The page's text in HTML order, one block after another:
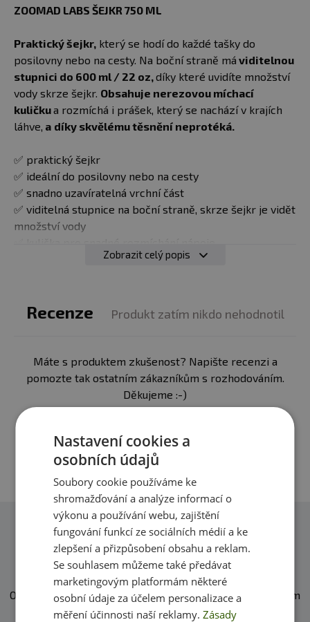
ZOOMAD LABS ŠEJKR 750 ML
Praktický šejkr, který se hodí do každé tašky do
posilovny nebo na cesty. Na boční straně má viditelnou
stupnici do 600 ml / 22 oz,díky které uvidíte množství
vody skrze šejkr. Obsahuje nerezovou míchací
kuličkua rozmíchá i prášek, který se nachází v krajích
láhve, a díky skvělému těsnění neprotéká.
✅ praktický šejkr
✅ ideální do posilovny nebo na cesty
✅ snadno uzavíratelná vrchní část
✅ viditelná stupnice na boční straně, skrze šejkr je vidět
množství vody
✅ bez BPA
Materiál:plast bez BPA
Zobrazit celý popis
Recenze Produkt zatím nikdo nehodnotil
Máte s produktem zkušenost? Napište recenzi a
pomozte tak ostatním zákazníkům s rozhodováním.
Děkujeme :-)
Dotazy
Zeptejte se, rádi vám pomůžeme
O našich produktech víme skoro vše. Zeptejte se, rádi vám
pomůžeme.
Nastavení cookies a
osobních údajů
Soubory cookie používáme ke
shromažďování a analýze informací o
výkonu a používání webu, zajištění
fungování funkcí ze sociálních médií a ke
zlepšení a přizpůsobení obsahu a reklam.
Se souhlasem můžeme také předávat
marketingovým platformám některé
osobní údaje za účelem personalizace a
měření účinnosti naší reklamy.Zásady